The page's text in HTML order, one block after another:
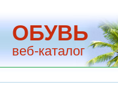
ОБУВЬ
веб-каталог